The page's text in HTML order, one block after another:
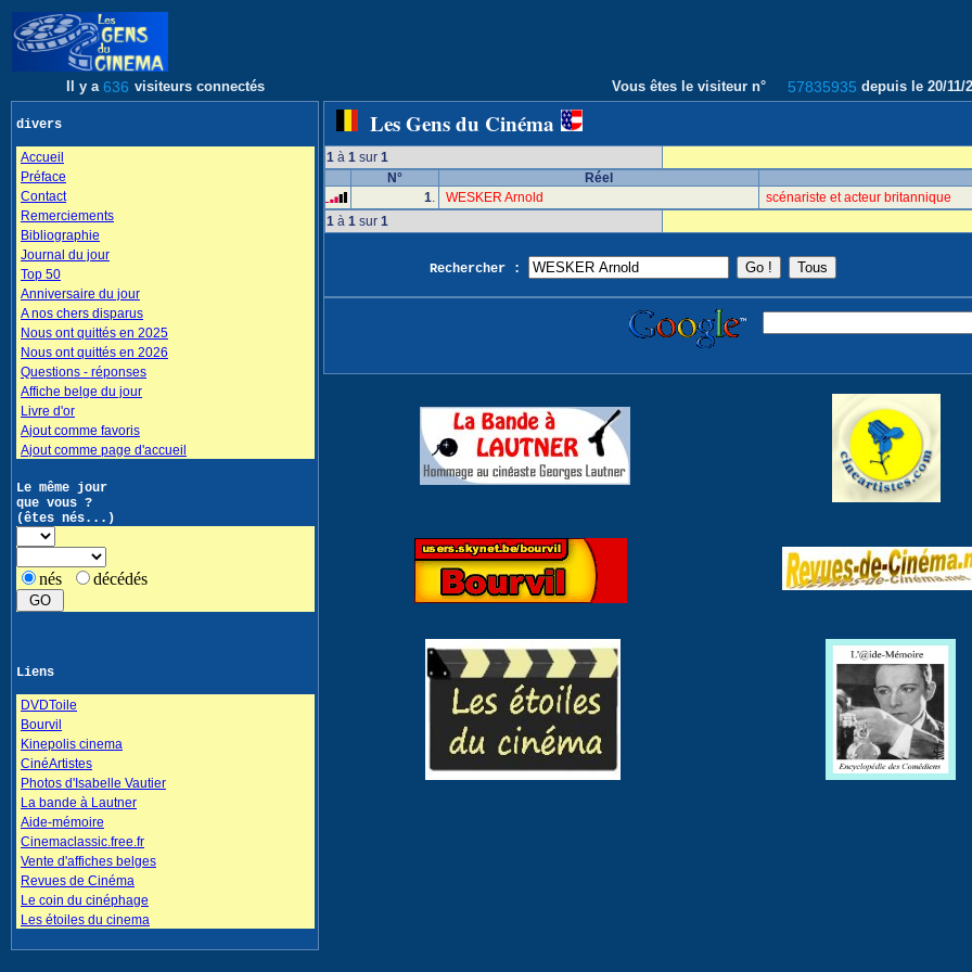
Il y a 636 visiteurs connectés Vous êtes le visiteur n° 57835935 depuis le 20/11/
divers
Accueil
Préface
Contact
Remerciements
Bibliographie
Journal du jour
Top 50
Anniversaire du jour
A nos chers disparus
Nous ont quittés en 2025
Nous ont quittés en 2026
Questions - réponses
Affiche belge du jour
Livre d'or
Ajout comme favoris
Ajout comme page d'accueil
Le même jour
que vous ?
(êtes nés...)
nés décédés
Liens
DVDToile
Bourvil
Kinepolis cinema
CinéArtistes
Photos d'Isabelle Vautier
La bande à Lautner
Aide-mémoire
Cinemaclassic.free.fr
Vente d'affiches belges
Revues de Cinéma
Le coin du cinéphage
Les étoiles du cinema
Les Gens du Cinéma
1 à 1 sur 1
N°
Réel
1. WESKER Arnold
scénariste et acteur britannique
1 à 1 sur 1
Rechercher :